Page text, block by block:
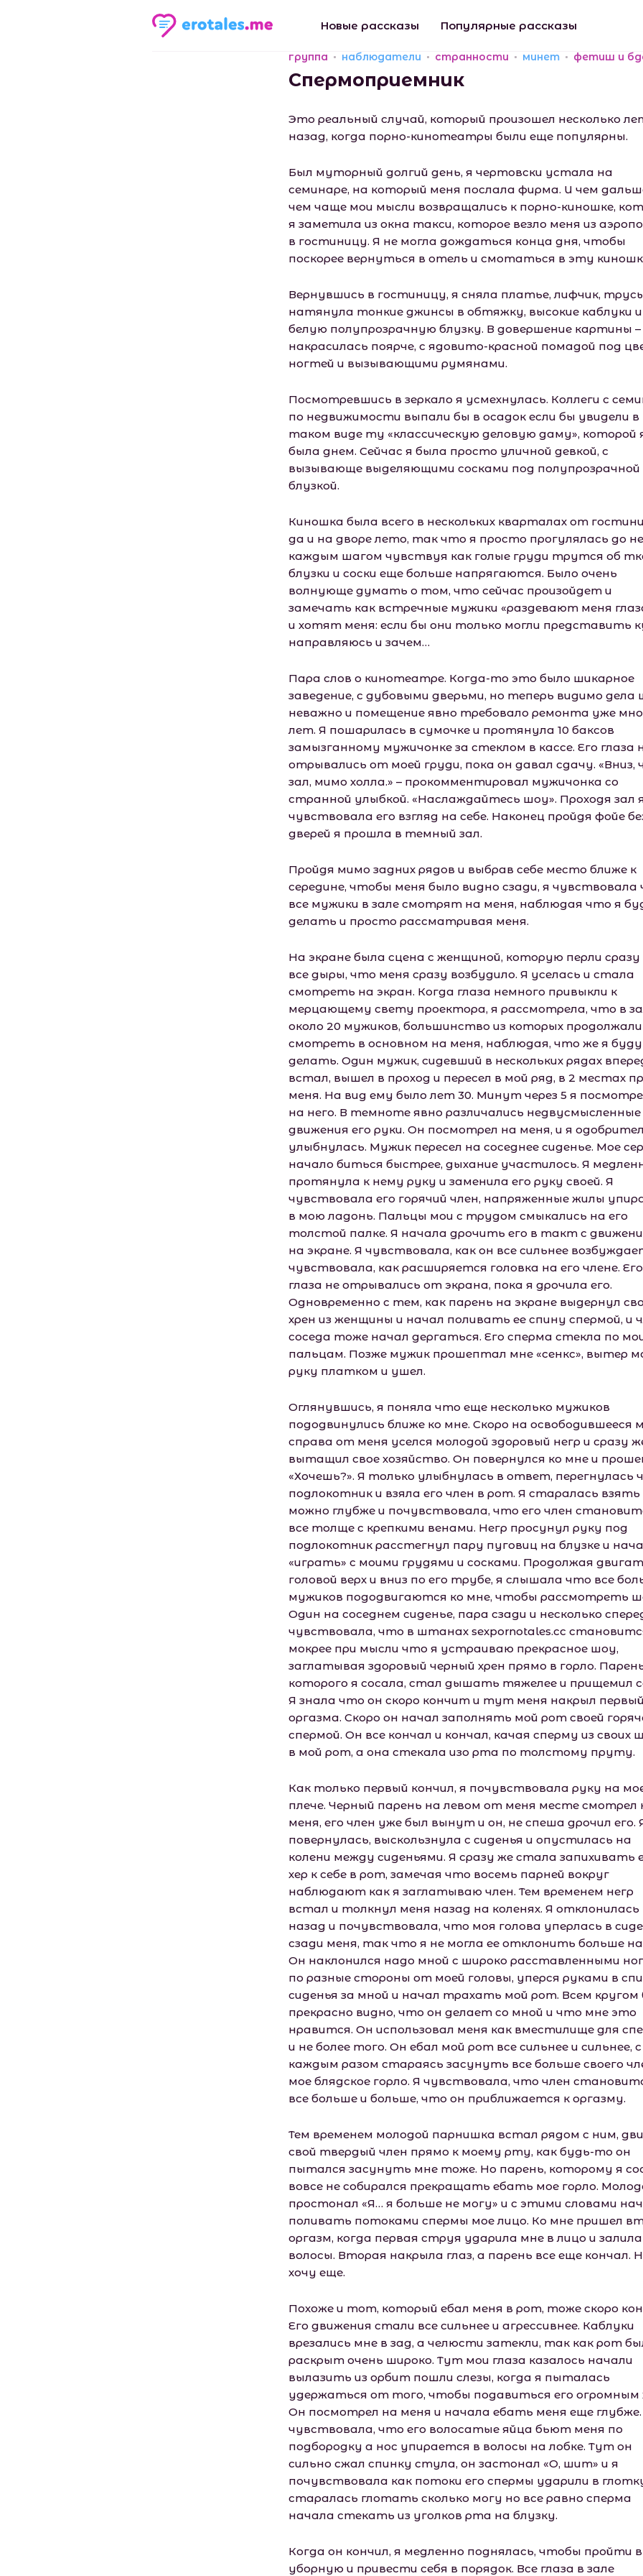
Новые рассказы Популярные рассказы
группа наблюдатели странности минет фетиш и
Спермоприемник
Это реальный случай, который произошел несколько
назад, когда порно-кинотеатры были еще популярны.
Был муторный долгий день, я чертовски устала на
семинаре, на который меня послала фирма. И чем
чем чаще мои мысли возвращались к порно-киношке,
я заметила из окна такси, которое везло меня из
в гостиницу. Я не могла дождаться конца дня, чтобы
поскорее вернуться в отель и смотаться в эту
Вернувшись в гостиницу, я сняла платье, лифчик,
натянула тонкие джинсы в обтяжку, высокие каблуки и
белую полупрозрачную блузку. В довершение картины –
накрасилась поярче, с ядовито-красной помадой под
ногтей и вызывающими румянами.
Посмотревшись в зеркало я усмехнулась. Коллеги с
по недвижимости выпали бы в осадок если бы увидели в
таком виде ту «классическую деловую даму», которой
была днем. Сейчас я была просто уличной девкой, с
вызывающе выделяющими сосками под полупрозрачной
блузкой.
Киношка была всего в нескольких кварталах от
да и на дворе лето, так что я просто прогулялась до
каждым шагом чувствуя как голые груди трутся об
блузки и соски еще больше напрягаются. Было очень
волнующе думать о том, что сейчас произойдет и
замечать как встречные мужики «раздевают меня
и хотят меня: если бы они только могли представить
направляюсь и зачем…
Пара слов о кинотеатре. Когда-то это было шикарное
заведение, с дубовыми дверьми, но теперь видимо дела
неважно и помещение явно требовало ремонта уже
лет. Я пошарилась в сумочке и протянула 10 баксов
замызганному мужичонке за стеклом в кассе. Его глаза
отрывались от моей груди, пока он давал сдачу. «Вниз,
зал, мимо холла.» – прокомментировал мужичонка со
странной улыбкой. «Наслаждайтесь шоу». Проходя зал
чувствовала его взгляд на себе. Наконец пройдя фойе
дверей я прошла в темный зал.
Пройдя мимо задних рядов и выбрав себе место ближе к
середине, чтобы меня было видно сзади, я чувствовала
все мужики в зале смотрят на меня, наблюдая что я
делать и просто рассматривая меня.
На экране была сцена с женщиной, которую перли сразу
все дыры, что меня сразу возбудило. Я уселась и стала
смотреть на экран. Когда глаза немного привыкли к
мерцающему свету проектора, я рассмотрела, что в
около 20 мужиков, большинство из которых продолжали
смотреть в основном на меня, наблюдая, что же я буду
делать. Один мужик, сидевший в нескольких рядах
встал, вышел в проход и пересел в мой ряд, в 2 местах
меня. На вид ему было лет 30. Минут через 5 я
на него. В темноте явно различались недвусмысленные
движения его руки. Он посмотрел на меня, и я
улыбнулась. Мужик пересел на соседнее сиденье. Мое
начало биться быстрее, дыхание участилось. Я
протянула к нему руку и заменила его руку своей. Я
чувствовала его горячий член, напряженные жилы
в мою ладонь. Пальцы мои с трудом смыкались на его
толстой палке. Я начала дрочить его в такт с
на экране. Я чувствовала, как он все сильнее
чувствовала, как расширяется головка на его члене. Его
глаза не отрывались от экрана, пока я дрочила его.
Одновременно с тем, как парень на экране выдернул
хрен из женщины и начал поливать ее спину спермой, и
соседа тоже начал дергаться. Его сперма стекла по
пальцам. Позже мужик прошептал мне «сенкс», вытер
руку платком и ушел.
Оглянувшись, я поняла что еще несколько мужиков
пододвинулись ближе ко мне. Скоро на освободившееся
справа от меня уселся молодой здоровый негр и сразу
вытащил свое хозяйство. Он повернулся ко мне и
«Хочешь?». Я только улыбнулась в ответ, перегнулась
подлокотник и взяла его член в рот. Я старалась взять
можно глубже и почувствовала, что его член
все толще с крепкими венами. Негр просунул руку под
подлокотник расстегнул пару пуговиц на блузке и
«играть» с моими грудями и сосками. Продолжая
головой верх и вниз по его трубе, я слышала что все
мужиков пододвигаются ко мне, чтобы рассмотреть
Один на соседнем сиденье, пара сзади и несколько
чувствовала, что в штанах sexpornotales.cc
мокрее при мысли что я устраиваю прекрасное шоу,
заглатывая здоровый черный хрен прямо в горло.
которого я сосала, стал дышать тяжелее и прищемил
Я знала что он скоро кончит и тут меня накрыл
оргазма. Скоро он начал заполнять мой рот своей
спермой. Он все кончал и кончал, качая сперму из своих
в мой рот, а она стекала изо рта по толстому пруту.
Как только первый кончил, я почувствовала руку на
плече. Черный парень на левом от меня месте смотрел
меня, его член уже был вынут и он, не спеша дрочил его.
повернулась, выскользнула с сиденья и опустилась на
колени между сиденьями. Я сразу же стала запихивать
хер к себе в рот, замечая что восемь парней вокруг
наблюдают как я заглатываю член. Тем временем негр
встал и толкнул меня назад на коленях. Я отклонилась
назад и почувствовала, что моя голова уперлась в
сзади меня, так что я не могла ее отклонить больше
Он наклонился надо мной с широко расставленными
по разные стороны от моей головы, уперся руками в
сиденья за мной и начал трахать мой рот. Всем кругом
прекрасно видно, что он делает со мной и что мне это
нравится. Он использовал меня как вместилище для
и не более того. Он ебал мой рот все сильнее и сильнее, с
каждым разом стараясь засунуть все больше своего
мое блядское горло. Я чувствовала, что член
все больше и больше, что он приближается к оргазму.
Тем временем молодой парнишка встал рядом с ним,
свой твердый член прямо к моему рту, как будь-то он
пытался засунуть мне тоже. Но парень, которому я
вовсе не собирался прекращать ебать мое горло.
простонал «Я… я больше не могу» и с этими словами
поливать потоками спермы мое лицо. Ко мне пришел
оргазм, когда первая струя ударила мне в лицо и залила
волосы. Вторая накрыла глаз, а парень все еще кончал.
хочу еще.
Похоже и тот, который ебал меня в рот, тоже скоро
Его движения стали все сильнее и агрессивнее. Каблуки
врезались мне в зад, а челюсти затекли, так как рот
раскрыт очень широко. Тут мои глаза казалось начали
вылазить из орбит пошли слезы, когда я пыталась
удержаться от того, чтобы подавиться его огромным
Он посмотрел на меня и начала ебать меня еще глубже.
чувствовала, что его волосатые яйца бьют меня по
подбородку а нос упирается в волосы на лобке. Тут он
сильно сжал спинку стула, он застонал «О, шит» и я
почувствовала как потоки его спермы ударили в
старалась глотать сколько могу но все равно сперма
начала стекать из уголков рта на блузку.
Когда он кончил, я медленно поднялась, чтобы пройти в
уборную и привести себя в порядок. Все глаза в зале